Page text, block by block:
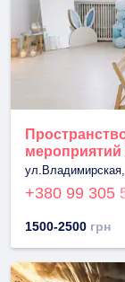
мероприятий
+380 99 305
1500-2500 грн